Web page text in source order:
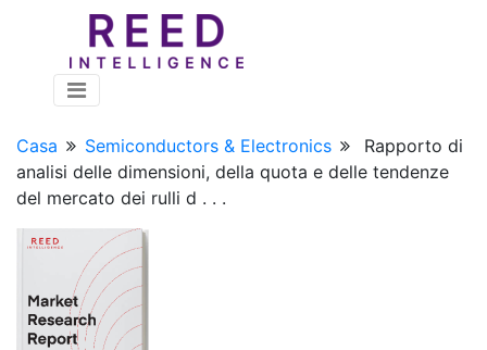
Casa Semiconductors & Electronics
Rapporto di
analisi delle dimensioni, della quota e delle tendenze
del mercato dei rulli d . . .